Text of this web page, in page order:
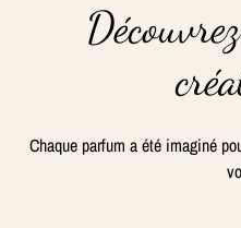
Chaque parfum a été imaginé